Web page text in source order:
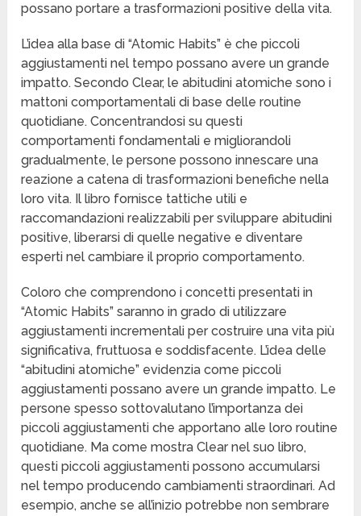
possano portare a trasformazioni positive della vita.
L’idea alla base di “Atomic Habits” è che piccoli
aggiustamenti nel tempo possano avere un grande
impatto. Secondo Clear, le abitudini atomiche sono i
mattoni comportamentali di base delle routine
quotidiane. Concentrandosi su questi
comportamenti fondamentali e migliorandoli
gradualmente, le persone possono innescare una
reazione a catena di trasformazioni benefiche nella
loro vita. Il libro fornisce tattiche utili e
raccomandazioni realizzabili per sviluppare abitudini
positive, liberarsi di quelle negative e diventare
esperti nel cambiare il proprio comportamento.
Coloro che comprendono i concetti presentati in
“Atomic Habits” saranno in grado di utilizzare
aggiustamenti incrementali per costruire una vita più
significativa, fruttuosa e soddisfacente. L’idea delle
“abitudini atomiche” evidenzia come piccoli
aggiustamenti possano avere un grande impatto. Le
persone spesso sottovalutano l’importanza dei
piccoli aggiustamenti che apportano alle loro routine
quotidiane. Ma come mostra Clear nel suo libro,
questi piccoli aggiustamenti possono accumularsi
nel tempo producendo cambiamenti straordinari. Ad
esempio, anche se all’inizio potrebbe non sembrare